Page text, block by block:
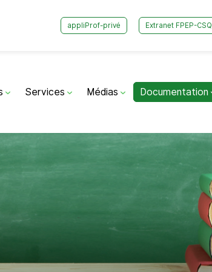
appliProf-privé Extranet FPEP-CSQ
Services Médias Documentation